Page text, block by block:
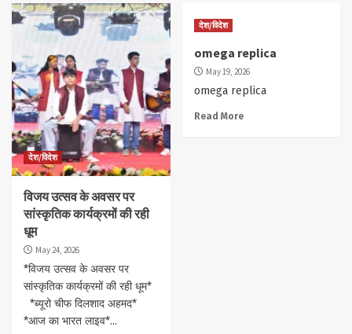
देश/विदेश
विजय उत्सव के अवसर पर
सांस्कृतिक कार्यक्रमों की रही
धूम
May 24, 2026
*विजय उत्सव के अवसर पर
सांस्कृतिक कार्यक्रमों की रही धूम*
*ब्यूरो चीफ दिलशाद अहमद*
*आज का भारत लाइव*...
देश/विदेश
omega replica
May 19, 2026
omega replica
Read More